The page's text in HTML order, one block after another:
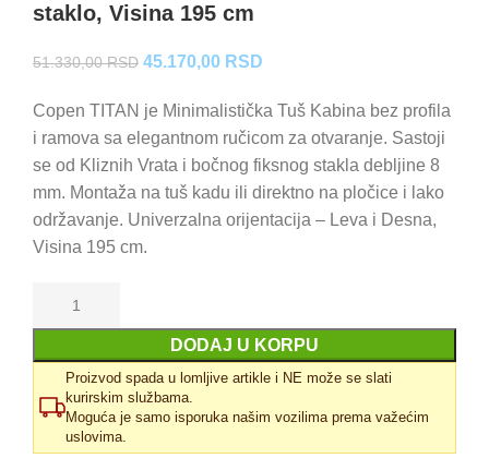
staklo, Visina 195 cm
51.330,00RSD Originalna
je
bila:
51.330,00 RSD.
45.170,00 RSD
je:
45.170,00 RSD.
Copen TITAN je Minimalistička Tuš Kabina bez profila
i ramova sa elegantnom ručicom za otvaranje. Sastoji
se od Kliznih Vrata i bočnog fiksnog stakla debljine 8
mm. Montaža na tuš kadu ili direktno na pločice i lako
održavanje. Univerzalna orijentacija – Leva i Desna,
Visina 195 cm.
DODAJ U KORPU
Proizvod spada u lomljive artikle i NE može se slati
kurirskim službama.
Moguća je samo isporuka našim vozilima prema važećim
uslovima.